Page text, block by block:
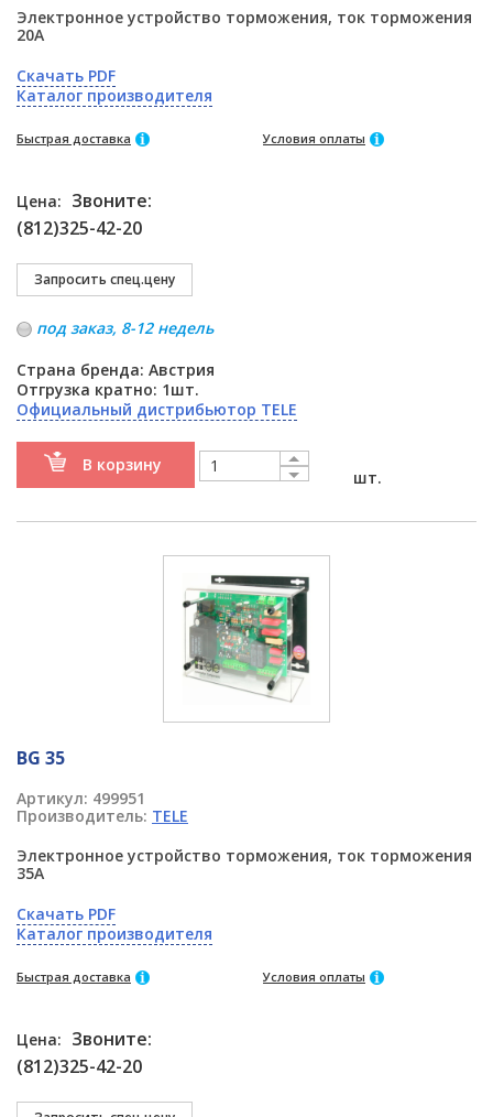
Электронное устройство торможения, ток торможения
20A
Скачать PDF
Каталог производителя
Быстрая доставка Условия оплаты
Цена: Звоните:
(812)325-42-20
под заказ, 8-12 недель
Страна бренда: Австрия
Отгрузка кратно: 1шт.
Официальный дистрибьютор TELE
В корзину
шт.
BG 35
Артикул: 499951
Производитель: TELE
Электронное устройство торможения, ток торможения
35A
Скачать PDF
Каталог производителя
Быстрая доставка Условия оплаты
Цена: Звоните:
(812)325-42-20